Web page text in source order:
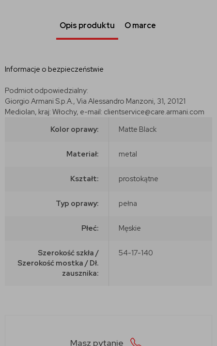
Opis produktu O marce
Informacje o bezpieczeństwie
Podmiot odpowiedzialny:
Giorgio Armani S.p.A., Via Alessandro Manzoni, 31, 20121
Mediolan, kraj: Włochy, e-mail: clientservice@care.armani.com
Kolor oprawy:
Matte Black
Materiał: metal
Kształt: prostokątne
Typ oprawy: pełna
Płeć: Męskie
Szerokość szkła /
Szerokość mostka / Dł.
zausznika:
54-17-140
Masz pytanie